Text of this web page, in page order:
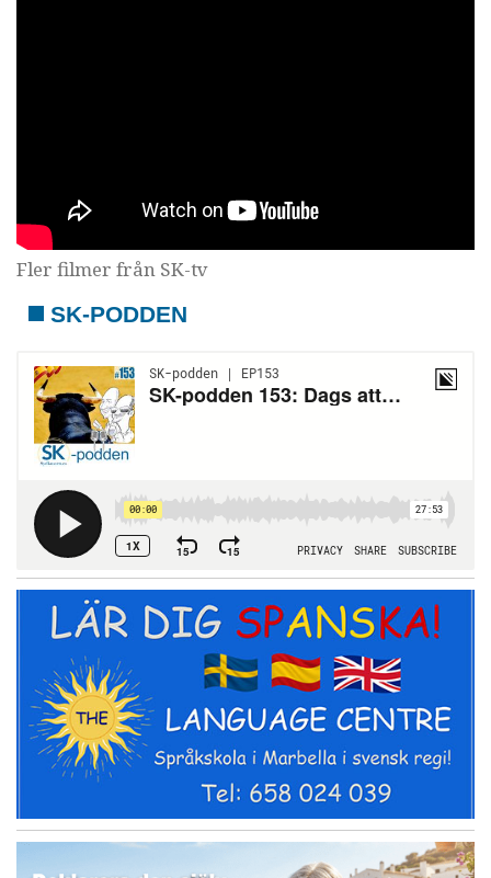
Fler filmer från SK-tv
SK-PODDEN